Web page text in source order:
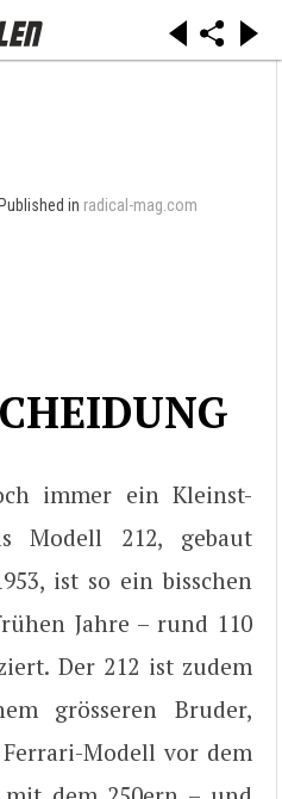
Published in radical-mag.com
immer ein Kleinst-
Modell 212, gebaut
ist so ein bisschen
Jahre – rund 110
Der 212 ist zudem
grösseren Bruder,
Ferrari-Modell vor dem